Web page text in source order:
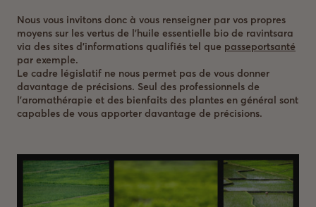
Nous vous invitons donc à vous renseigner par vos propres
moyens sur les vertus de l’huile essentielle bio de ravintsara
via des sites d’informations qualifiés tel que passeportsanté
par exemple.
Le cadre législatif ne nous permet pas de vous donner
davantage de précisions. Seul des professionnels de
l’aromathérapie et des bienfaits des plantes en général sont
capables de vous apporter davantage de précisions.